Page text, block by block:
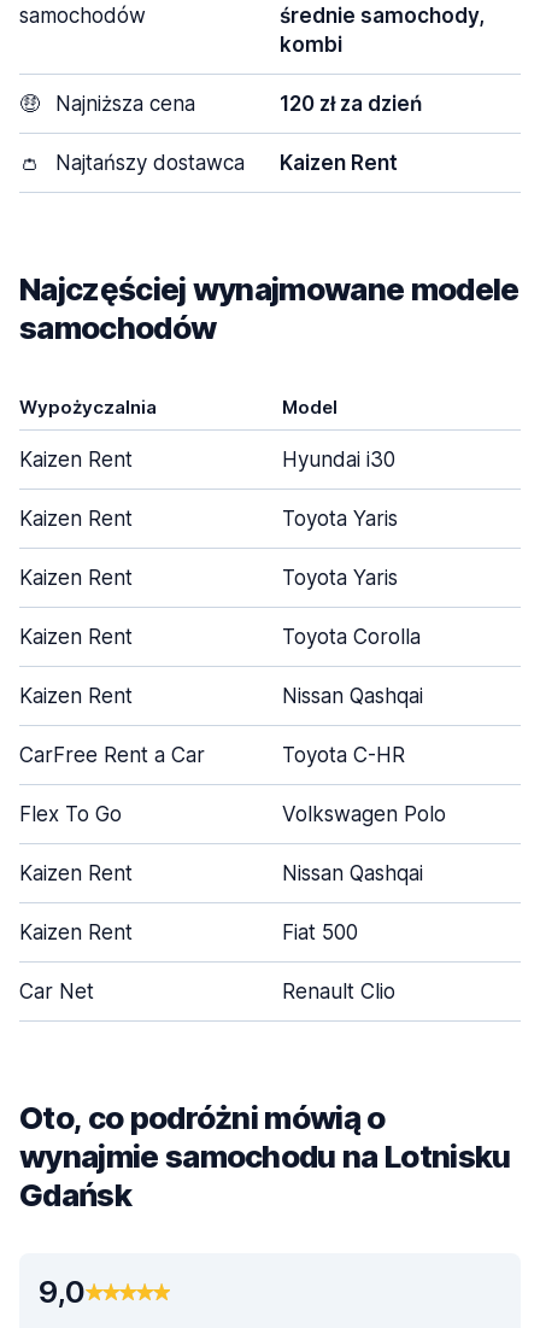
samochodów
średnie samochody,
kombi
🤑 Najniższa cena 120 zł za dzień
👛 Najtańszy dostawca Kaizen Rent
Najczęściej wynajmowane modele
samochodów
Wypożyczalnia Model
Kaizen Rent Hyundai i30
Kaizen Rent Toyota Yaris
Kaizen Rent Toyota Yaris
Kaizen Rent Toyota Corolla
Kaizen Rent Nissan Qashqai
CarFree Rent a Car Toyota C-HR
Flex To Go Volkswagen Polo
Kaizen Rent Nissan Qashqai
Kaizen Rent Fiat 500
Car Net Renault Clio
Oto, co podróżni mówią o
wynajmie samochodu na Lotnisku
Gdańsk
9,0